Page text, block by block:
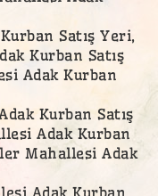
Satış Yeri,
Kurban Satış
Adak Kurban
Kurban Satış
Adak Kurban
Mahallesi Adak
Adak Kurban